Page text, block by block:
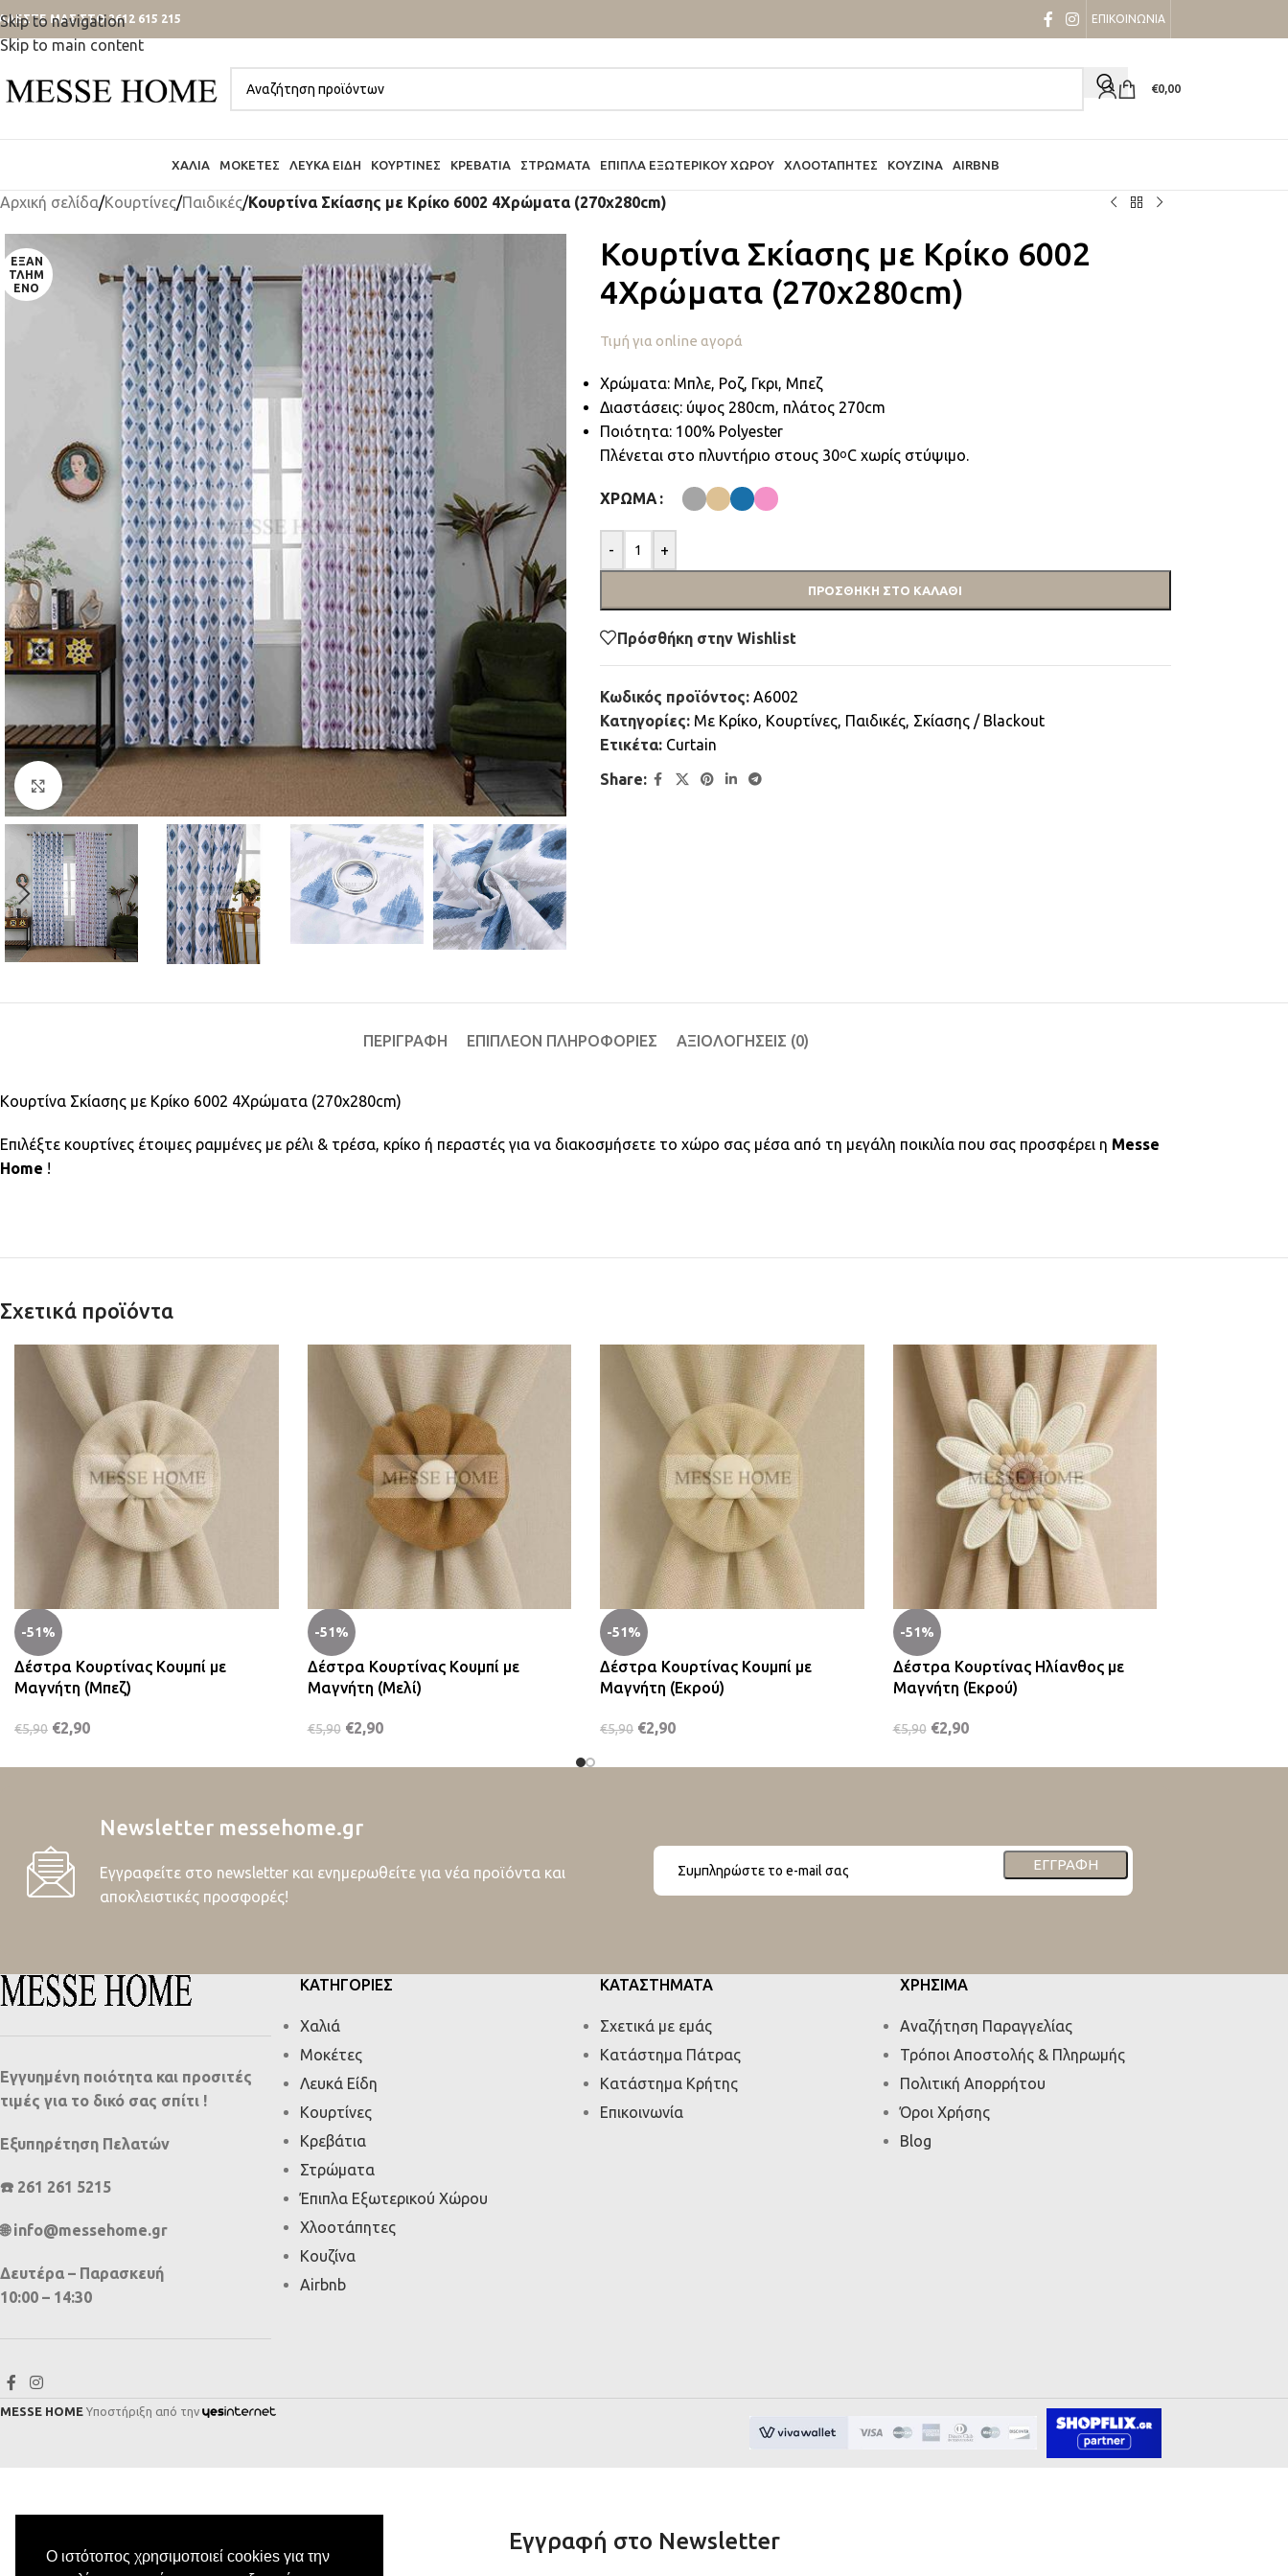
Ο ιστότοπος χρησιμοποιεί cookies για την
Skip to navigation
Skip to main content
ΜΑΣ ΣΤΟ 2612 615 215 ΕΠΙΚΟΙΝΩΝΙΑ
€0,00
ΧΑΛΙΆ ΜΟΚΈΤΕΣ ΛΕΥΚΆ ΕΊΔΗ ΚΟΥΡΤΊΝΕΣ ΚΡΕΒΆΤΙΑ ΣΤΡΏΜΑΤΑ ΈΠΙΠΛΑ ΕΞΩΤΕΡΙΚΟΎ ΧΏΡΟΥ ΧΛΟΟΤΆΠΗΤΕΣ ΚΟΥΖΊΝΑ AIRBNB
Αρχική σελίδα/Κουρτίνες/Παιδικές/Κουρτίνα Σκίασης με Κρίκο 6002 4Χρώματα (270x280cm)
ΕΞΑΝ
ΤΛΗΜ
ΈΝΟ
Κλικ για μεγέθυνση
Κουρτίνα Σκίασης με Κρίκο 6002
4Χρώματα (270x280cm)
Τιμή για online αγορά
Χρώματα: Μπλε, Ροζ, Γκρι, Μπεζ
Διαστάσεις: ύψος 280cm, πλάτος 270cm
Ποιότητα: 100% Polyester
Πλένεται στο πλυντήριο στους 30οC χωρίς στύψιμο.
ΧΡΏΜΑ
- +
ΠΡΟΣΘΉΚΗ ΣΤΟ ΚΑΛΆΘΙ
Πρόσθήκη στην Wishlist
Κωδικός προϊόντος: A6002
Κατηγορίες: Mε Κρίκο, Κουρτίνες, Παιδικές, Σκίασης / Blackout
Ετικέτα: Curtain
Share:
ΠΕΡΙΓΡΑΦΉ ΕΠΙΠΛΈΟΝ ΠΛΗΡΟΦΟΡΊΕΣ ΑΞΙΟΛΟΓΉΣΕΙΣ (0)
Κουρτίνα Σκίασης με Κρίκο 6002 4Χρώματα (270x280cm)
Επιλέξτε κουρτίνες έτοιμες ραμμένες με ρέλι & τρέσα, κρίκο ή περαστές για να διακοσμήσετε το χώρο σας μέσα από τη μεγάλη ποικιλία που σας προσφέρει η Messe
Home !
Σχετικά προϊόντα
-51%
Δέστρα Κουρτίνας Κουμπί με
Μαγνήτη (Μπεζ)
€5,90 €2,90
-51%
Δέστρα Κουρτίνας Κουμπί με
Μαγνήτη (Μελί)
€5,90 €2,90
-51%
Δέστρα Κουρτίνας Κουμπί με
Μαγνήτη (Εκρού)
€5,90 €2,90
-51%
Δέστρα Κουρτίνας Ηλίανθος με
Μαγνήτη (Εκρού)
€5,90 €2,90
Newsletter messehome.gr
Εγγραφείτε στο newsletter και ενημερωθείτε για νέα προϊόντα και
αποκλειστικές προσφορές!
ΕΓΓΡΑΦΉ
Εγγυημένη ποιότητα και προσιτές
τιμές για το δικό σας σπίτι !
Εξυπηρέτηση Πελατών
☎️ 261 261 5215
🌐 info@messehome.gr
Δευτέρα – Παρασκευή
10:00 – 14:30
ΚΑΤΗΓΟΡΙΕΣ
Χαλιά
Μοκέτες
Λευκά Είδη
Κουρτίνες
Κρεβάτια
Στρώματα
Έπιπλα Εξωτερικού Χώρου
Χλοοτάπητες
Κουζίνα
Airbnb
ΚΑΤΑΣΤΗΜΑΤΑ
Σχετικά με εμάς
Κατάστημα Πάτρας
Κατάστημα Κρήτης
Επικοινωνία
ΧΡΗΣΙΜΑ
Αναζήτηση Παραγγελίας
Τρόποι Αποστολής & Πληρωμής
Πολιτική Απορρήτου
Όροι Χρήσης
Blog
MESSE HOME Υποστήριξη από την
Εγγραφή στο Newsletter